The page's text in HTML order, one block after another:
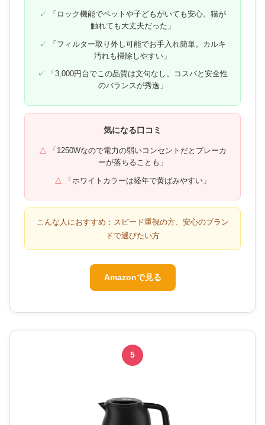
「ロック機能でペットや子どもがいても安心。猫が
触れても大丈夫だった」
「フィルター取り外し可能でお手入れ簡単。カルキ
汚れも掃除しやすい」
「3,000円台でこの品質は文句なし。コスパと安全性
のバランスが秀逸」
気になる口コミ
「1250Wなので電力の弱いコンセントだとブレーカ
ーが落ちることも」
「ホワイトカラーは経年で黄ばみやすい」
こんな人におすすめ：スピード重視の方、安心のブラン
ドで選びたい方
Amazonで見る
5